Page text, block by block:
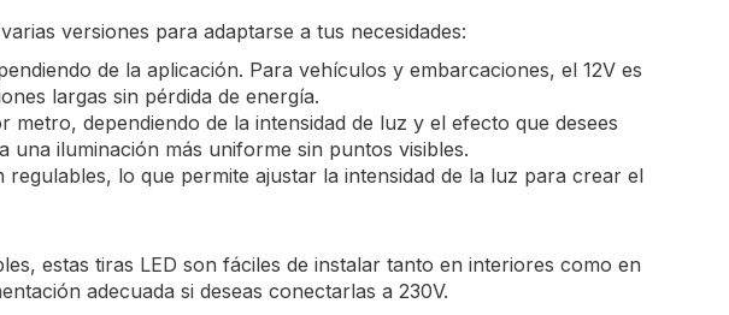
versiones para adaptarse a tus necesidades:
de la aplicación. Para vehículos y embarcaciones, el 12V es
largas sin pérdida de energía.
metro, dependiendo de la intensidad de luz y el efecto que desees
iluminación más uniforme sin puntos visibles.
regulables, lo que permite ajustar la intensidad de la luz para crear el
estas tiras LED son fáciles de instalar tanto en interiores como en
adecuada si deseas conectarlas a 230V.